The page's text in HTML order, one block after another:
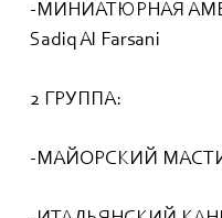
-МИНИАТЮРНАЯ
Sadiq Al Farsani
2 ГРУППА:
-МАЙОРСКИЙ